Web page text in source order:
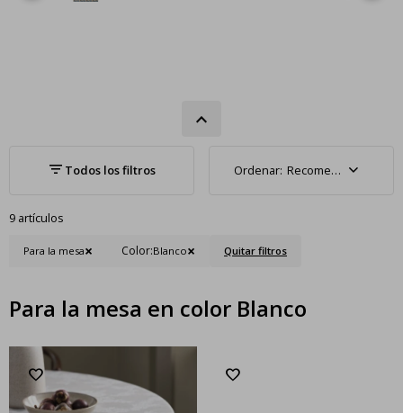
Recomendados
9 artículos
Para la mesa Color:Blanco Quitar filtros
Para la mesa en color Blanco